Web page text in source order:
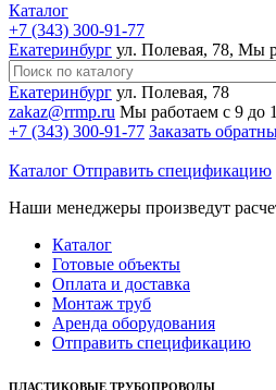
Каталог
+7 (343) 300-91-77
Екатеринбург ул. Полевая, 78, Мы
Екатеринбург ул. Полевая, 78
zakaz@rrmp.ru Мы работаем с 9 до
+7 (343) 300-91-77 Заказать
Каталог Отправить спецификацию
Наши менеджеры произведут
Каталог
Готовые объекты
Оплата и доставка
Монтаж труб
Аренда оборудования
Отправить спецификацию
ПЛАСТИКОВЫЕ ТРУБОПРОВОДЫ